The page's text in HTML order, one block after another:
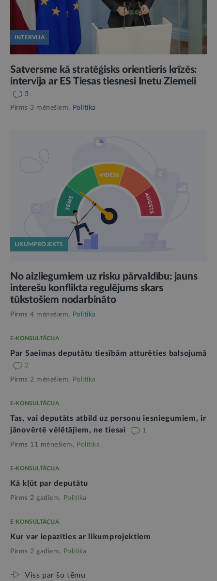
INTERVIJA
Satversme kā stratēģisks orientieris krīzēs:
intervija ar ES Tiesas tiesnesi Inetu Ziemeli
3
Pirms 3 mēnešiem,
Politika
LIKUMPROJEKTS
No aizliegumiem uz risku pārvaldību: jauns
interešu konflikta regulējums skars
tūkstošiem nodarbināto
Pirms 4 mēnešiem, Politika
E-KONSULTĀCIJA
Par Saeimas deputātu tiesībām atturēties balsojumā
2
Pirms 2 mēnešiem, Politika
E-KONSULTĀCIJA
Tas, vai deputāts atbild uz personu iesniegumiem, ir
jānovērtē vēlētājiem, ne tiesai
1
Pirms 11 mēnešiem, Politika
E-KONSULTĀCIJA
Kā kļūt par deputātu
Pirms 2 gadiem, Politika
E-KONSULTĀCIJA
Kur var iepazīties ar likumprojektiem
Pirms 2 gadiem, Politika
Viss par šo tēmu